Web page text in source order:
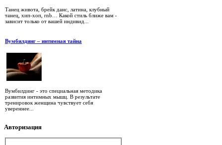
Танец живота, брейк данс, латина, клубный
танец, хип-хоп, rnb… Какой стиль ближе вам -
зависит только от вашей индивид...
Вумбилдинг – интимная тайна
Вумбилдинг - это специальная методика
развития интимных мышц. В результате
тренировок женщина чувствует себя
увереннее...
Авторизация